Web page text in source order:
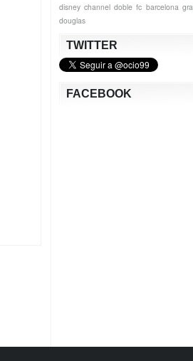
disney channel doble fc barcelona
douglas
TWITTER
FACEBOOK